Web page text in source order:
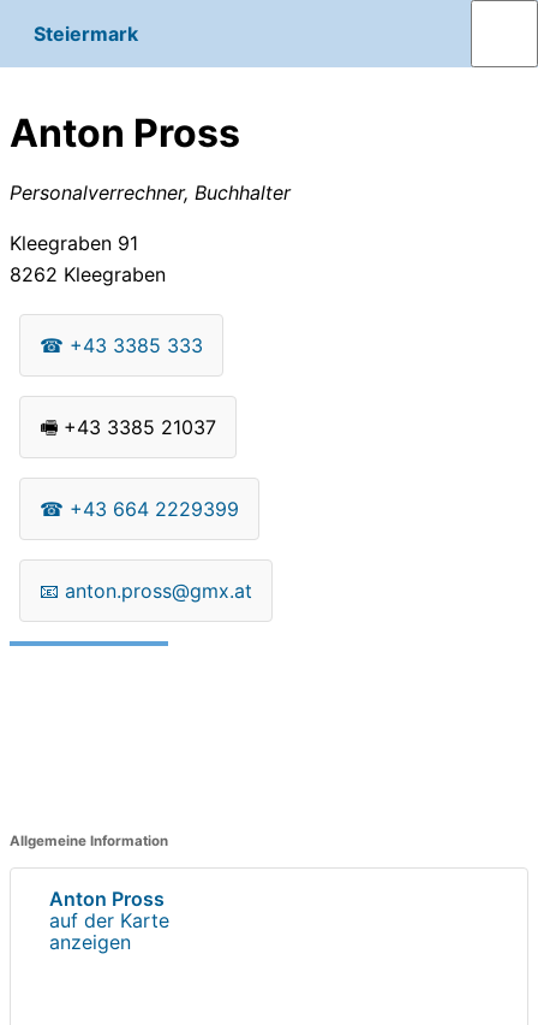
Steiermark
Anton Pross
Personalverrechner, Buchhalter
Kleegraben 91
8262 Kleegraben
☎ +43 3385 333
🖷 +43 3385 21037
☎ +43 664 2229399
📧 anton.pross@gmx.at
Allgemeine Information
Anton Pross
auf der Karte
anzeigen